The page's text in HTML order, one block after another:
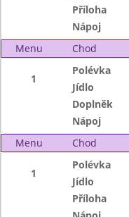
Příloha
Nápoj
Menu
Chod
1
Polévka
Jídlo
Doplněk
Nápoj
Menu
Chod
1
Polévka
Jídlo
Příloha